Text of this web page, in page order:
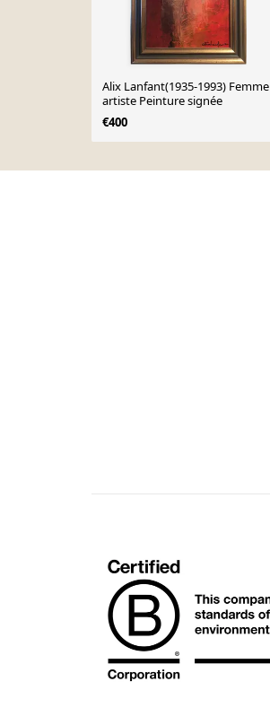
Alix Lanfant(1935-1993) Femme
artiste Peinture signée
€400